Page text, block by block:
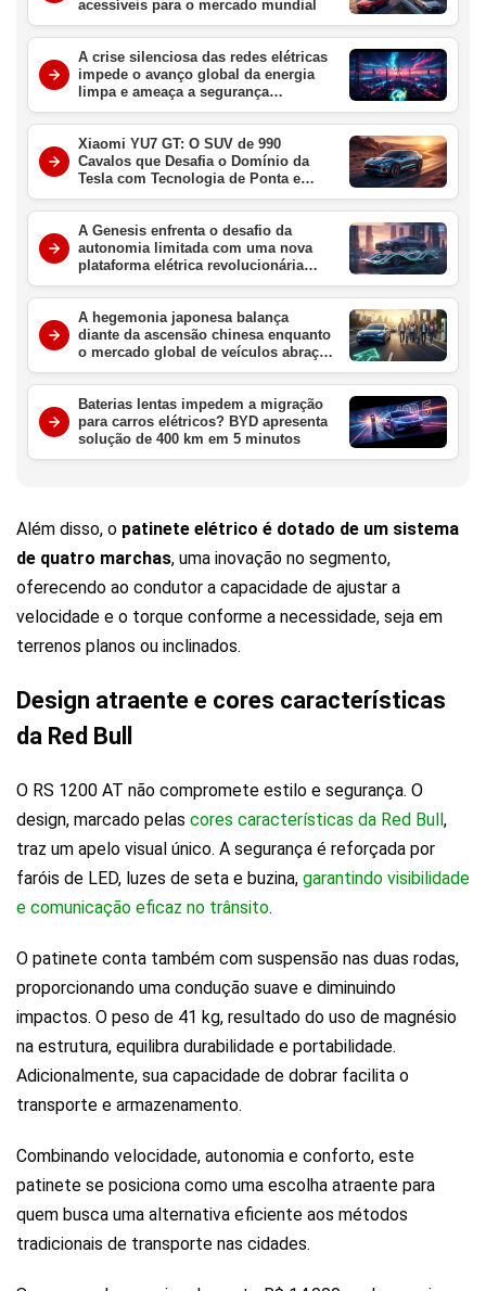
acessíveis para o mercado mundial
A crise silenciosa das redes elétricas
impede o avanço global da energia
limpa e ameaça a segurança
energética
Xiaomi YU7 GT: O SUV de 990
Cavalos que Desafia o Domínio da
Tesla com Tecnologia de Ponta e
Velocidade Extrema
A Genesis enfrenta o desafio da
autonomia limitada com uma nova
plataforma elétrica revolucionária
para redefinir o luxo em 2027
A hegemonia japonesa balança
diante da ascensão chinesa enquanto
o mercado global de veículos abraça
a era elétrica definitiva
Baterias lentas impedem a migração
para carros elétricos? BYD apresenta
solução de 400 km em 5 minutos
Além disso, o patinete elétrico é dotado de um sistema
de quatro marchas, uma inovação no segmento,
oferecendo ao condutor a capacidade de ajustar a
velocidade e o torque conforme a necessidade, seja em
terrenos planos ou inclinados.
Design atraente e cores características
da Red Bull
O RS 1200 AT não compromete estilo e segurança. O
design, marcado pelas cores características da Red Bull ,
traz um apelo visual único. A segurança é reforçada por
faróis de LED, luzes de seta e buzina, garantindo visibilidade
e comunicação eficaz no trânsito.
O patinete conta também com suspensão nas duas rodas,
proporcionando uma condução suave e diminuindo
impactos. O peso de 41 kg, resultado do uso de magnésio
na estrutura, equilibra durabilidade e portabilidade.
Adicionalmente, sua capacidade de dobrar facilita o
transporte e armazenamento.
Combinando velocidade, autonomia e conforto, este
patinete se posiciona como uma escolha atraente para
quem busca uma alternativa eficiente aos métodos
tradicionais de transporte nas cidades.